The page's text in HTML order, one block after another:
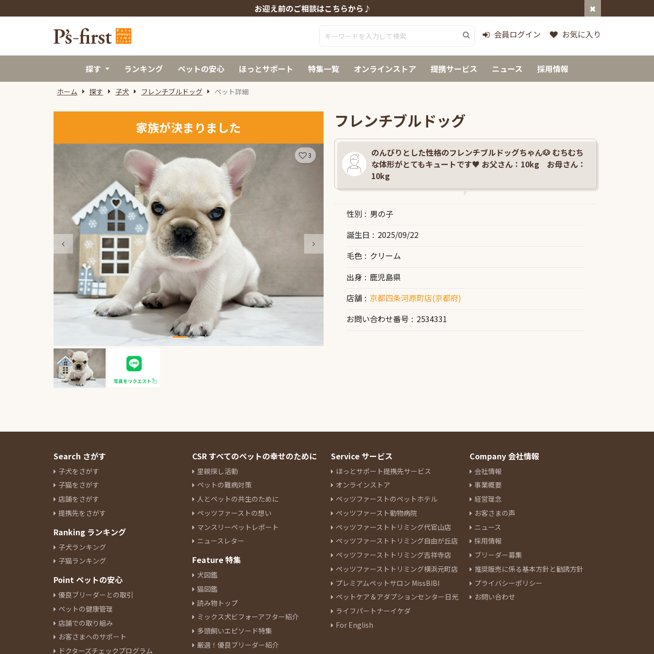
お迎え前のご相談はこちらから♪
会員ログイン お気に入り
探す ランキング ペットの安心 ほっとサポート 特集一覧 オンラインストア 提携サービス ニュース 採用情報
ホーム 探す 子犬 フレンチブルドッグ ペット詳細
家族が決まりました
3
フレンチブルドッグ
のんびりとした性格のフレンチブルドッグちゃん🐶 むちむち
な体形がとてもキュートです♥ お父さん：10kg お母さん：
10kg
性別
男の子
誕生日
2025/09/22
毛色
クリーム
出身
鹿児島県
店舗
京都四条河原町店(京都府)
お問い合わせ番号
2534331
Search さがす
子犬をさがす
子猫をさがす
店舗をさがす
提携先をさがす
Ranking ランキング
子犬ランキング
子猫ランキング
Point ペットの安心
優良ブリーダーとの取引
ペットの健康管理
店舗での取り組み
お客さまへのサポート
ドクターズチェックプログラム
CSR すべてのペットの幸せのために
里親探し活動
ペットの難病対策
人とペットの共生のために
ペッツファーストの想い
マンスリーペットレポート
ニュースレター
Feature 特集
犬図鑑
猫図鑑
読み物トップ
ミックス犬ビフォーアフター紹介
多頭飼いエピソード特集
厳選！優良ブリーダー紹介
Service サービス
ほっとサポート提携先サービス
オンラインストア
ペッツファーストのペットホテル
ペッツファースト動物病院
ペッツファーストトリミング代官山店
ペッツファーストトリミング自由が丘店
ペッツファーストトリミング吉祥寺店
ペッツファーストトリミング横浜元町店
プレミアムペットサロン MissBIBI
ペットケア＆アダプションセンター日光
ライフパートナーイケダ
For English
Company 会社情報
会社情報
事業概要
経営理念
お客さまの声
ニュース
採用情報
ブリーダー募集
推奨販売に係る基本方針と勧誘方針
プライバシーポリシー
お問い合わせ